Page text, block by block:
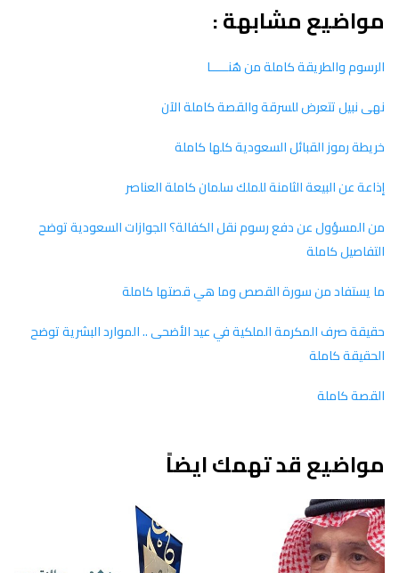
مواضيع مشابهة :
الرسوم والطريقة كاملة من هُنـــــا
نهى نبيل تتعرض للسرقة والقصة كاملة الآن
خريطة رموز القبائل السعودية كلها كاملة
إذاعة عن البيعة الثامنة للملك سلمان كاملة العناصر
من المسؤول عن دفع رسوم نقل الكفالة؟ الجوازات السعودية توضح
التفاصيل كاملة
ما يستفاد من سورة القصص وما هي قصتها كاملة
حقيقة صرف المكرمة الملكية في عيد الأضحى .. الموارد البشرية توضح
الحقيقة كاملة
القصة كاملة
مواضيع قد تهمك ايضاً